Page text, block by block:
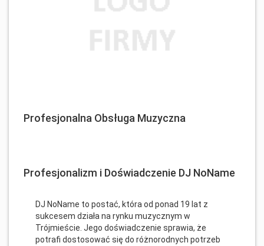
Profesjonalna Obsługa Muzyczna
Profesjonalizm i Doświadczenie DJ NoName
DJ NoName to postać, która od ponad 19 lat z
sukcesem działa na rynku muzycznym w
Trójmieście. Jego doświadczenie sprawia, że
potrafi dostosować się do różnorodnych potrzeb